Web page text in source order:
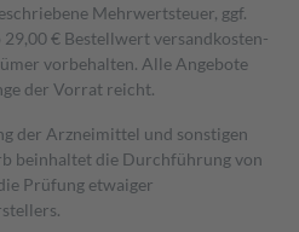
Mehrwertsteuer, ggf.
29,00 € Bestell­wert versand­kosten­
vorbehalten. Alle Angebote
der Vorrat reicht.
der Arzneimittel und sonstigen
beinhaltet die Durchführung von
Prüfung etwaiger